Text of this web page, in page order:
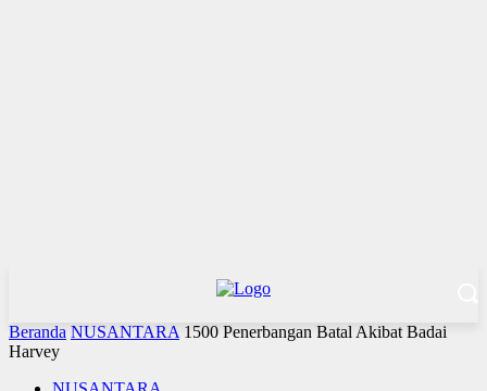
Beranda NUSANTARA 1500 Penerbangan Batal Akibat Badai
Harvey